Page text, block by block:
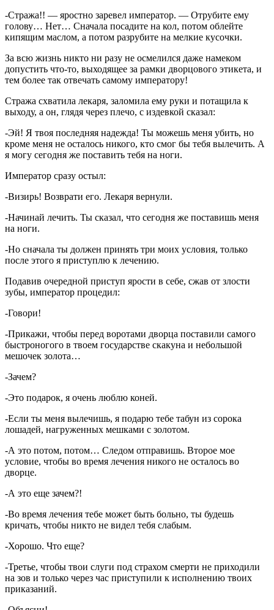
-Стража!! — яростно заревел император. — Отрубите ему
голову… Нет… Сначала посадите на кол, потом облейте
кипящим маслом, а потом разрубите на мелкие кусочки.
За всю жизнь никто ни разу не осмелился даже намеком
допустить что-то, выходящее за рамки дворцового этикета, и
тем более так отвечать самому императору!
Стража схватила лекаря, заломила ему руки и потащила к
выходу, а он, глядя через плечо, с издевкой сказал:
-Эй! Я твоя последняя надежда! Ты можешь меня убить, но
кроме меня не осталось никого, кто смог бы тебя вылечить. А
я могу сегодня же поставить тебя на ноги.
Император сразу остыл:
-Визирь! Возврати его. Лекаря вернули.
-Начинай лечить. Ты сказал, что сегодня же поставишь меня
на ноги.
-Но сначала ты должен принять три моих условия, только
после этого я приступлю к лечению.
Подавив очередной приступ ярости в себе, сжав от злости
зубы, император процедил:
-Говори!
-Прикажи, чтобы перед воротами дворца поставили самого
быстроногого в твоем государстве скакуна и небольшой
мешочек золота…
-Зачем?
-Это подарок, я очень люблю коней.
-Если ты меня вылечишь, я подарю тебе табун из сорока
лошадей, нагруженных мешками с золотом.
-А это потом, потом… Следом отправишь. Второе мое
условие, чтобы во время лечения никого не осталось во
дворце.
-А это еще зачем?!
-Во время лечения тебе может быть больно, ты будешь
кричать, чтобы никто не видел тебя слабым.
-Хорошо. Что еще?
-Третье, чтобы твои слуги под страхом смерти не приходили
на зов и только через час приступили к исполнению твоих
приказаний.